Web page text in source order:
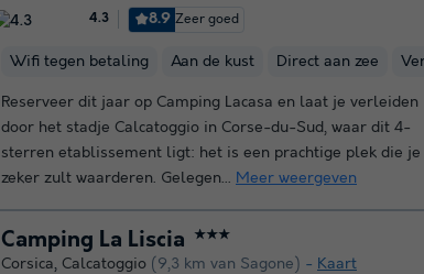
4.3 8.9 Zeer goed
Wifi tegen betaling Aan de kust Direct aan zee
Reserveer dit jaar op Camping Lacasa en laat je verleiden
door het stadje Calcatoggio in Corse-du-Sud, waar dit 4-
sterren etablissement ligt: het is een prachtige plek die je
zeker zult waarderen. Gelegen... Meer weergeven
Camping La Liscia ★★★
Corsica, Calcatoggio (9,3 km van Sagone) Kaart